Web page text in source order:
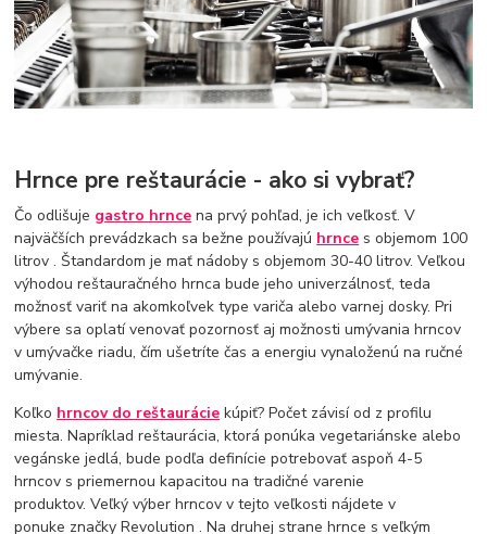
Hrnce pre reštaurácie - ako si vybrať?
Čo odlišuje gastro hrnce na prvý pohľad, je ich veľkosť. V
najväčších prevádzkach sa bežne používajú hrnce s objemom 100
litrov . Štandardom je mať nádoby s objemom 30-40 litrov. Veľkou
výhodou reštauračného hrnca bude jeho univerzálnosť, teda
možnosť variť na akomkoľvek type variča alebo varnej dosky. Pri
výbere sa oplatí venovať pozornosť aj možnosti umývania hrncov
v umývačke riadu, čím ušetríte čas a energiu vynaloženú na ručné
umývanie.
Koľko hrncov do reštaurácie kúpiť? Počet závisí od z profilu
miesta. Napríklad reštaurácia, ktorá ponúka vegetariánske alebo
vegánske jedlá, bude podľa definície potrebovať aspoň 4-5
hrncov s priemernou kapacitou na tradičné varenie
produktov. Veľký výber hrncov v tejto veľkosti nájdete v
ponuke značky Revolution . Na druhej strane hrnce s veľkým